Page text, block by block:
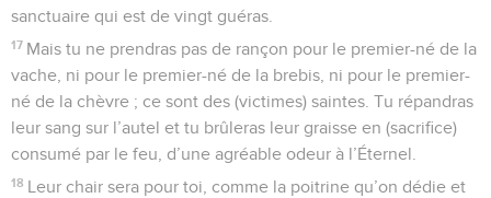
sanctuaire qui est de vingt guéras.
17 Mais tu ne prendras pas de rançon pour le premier-né de la
vache, ni pour le premier-né de la brebis, ni pour le premier-
né de la chèvre ; ce sont des (victimes) saintes. Tu répandras
leur sang sur l’autel et tu brûleras leur graisse en (sacrifice)
consumé par le feu, d’une agréable odeur à l’Éternel.
18 Leur chair sera pour toi, comme la poitrine qu’on dédie et